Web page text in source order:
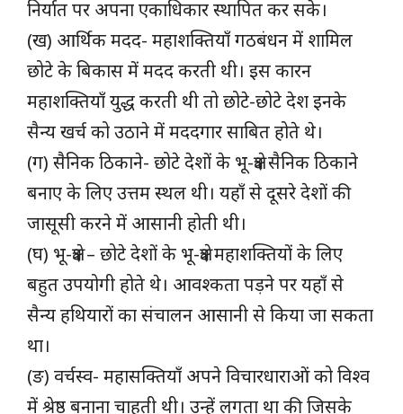
निर्यात पर अपना एकाधिकार स्थापित कर सके।
(ख) आर्थिक मदद- महाशक्तियाँ गठबंधन में शामिल
छोटे के बिकास में मदद करती थी। इस कारन
महाशक्तियाँ युद्ध करती थी तो छोटे-छोटे देश इनके
सैन्य खर्च को उठाने में मददगार साबित होते थे।
(ग) सैनिक ठिकाने- छोटे देशों के भू-क्षेत्र सैनिक ठिकाने
बनाए के लिए उत्तम स्थल थी। यहाँ से दूसरे देशों की
जासूसी करने में आसानी होती थी।
(घ) भू-क्षेत्र – छोटे देशों के भू-क्षेत्र महाशक्तियों के लिए
बहुत उपयोगी होते थे। आवश्कता पड़ने पर यहाँ से
सैन्य हथियारों का संचालन आसानी से किया जा सकता
था।
(ङ) वर्चस्व- महासक्तियाँ अपने विचारधाराओं को विश्व
में श्रेष्ठ बनाना चाहती थी। उन्हें लगता था की जिसके